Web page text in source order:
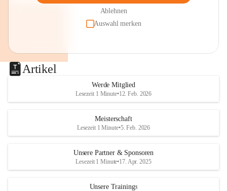
Ablehnen
Auswahl merken
Artikel
Werde Mitglied
Lesezeit 1 Minute•12. Feb. 2026
Meisterschaft
Lesezeit 1 Minute•5. Feb. 2026
Unsere Partner & Sponsoren
Lesezeit 1 Minute•17. Apr. 2025
Unsere Trainings